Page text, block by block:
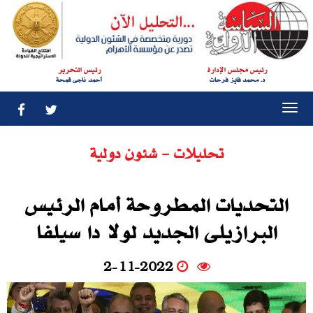
رئيس مجلس الإدارة
د. محمد فايز فرحات
رئيس التحرير
أحمد ناجى قمحة
تحليلات - شئون دولية
التحديات المطروحة أمام الرئيس
البرازيلى الجديد لولا دا سيلفا
2-11-2022